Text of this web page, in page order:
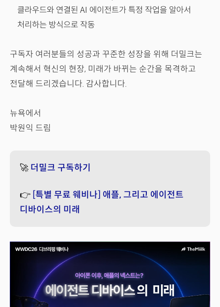
클라우드와 연결된 AI 에이전트가 특정 작업을 알아서
처리하는 방식으로 작동
구독자 여러분들의 성공과 꾸준한 성장을 위해 더밀크는
계속해서 혁신의 현장, 미래가 바뀌는 순간을 목격하고
전달해 드리겠습니다. 감사합니다.
뉴욕에서
박원익 드림
🚀 더밀크 구독하기
👉 [특별 무료 웨비나] 애플, 그리고 에이전트
디바이스의 미래